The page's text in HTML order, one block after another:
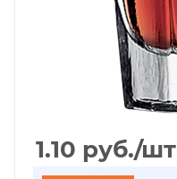
1.10 руб./шт